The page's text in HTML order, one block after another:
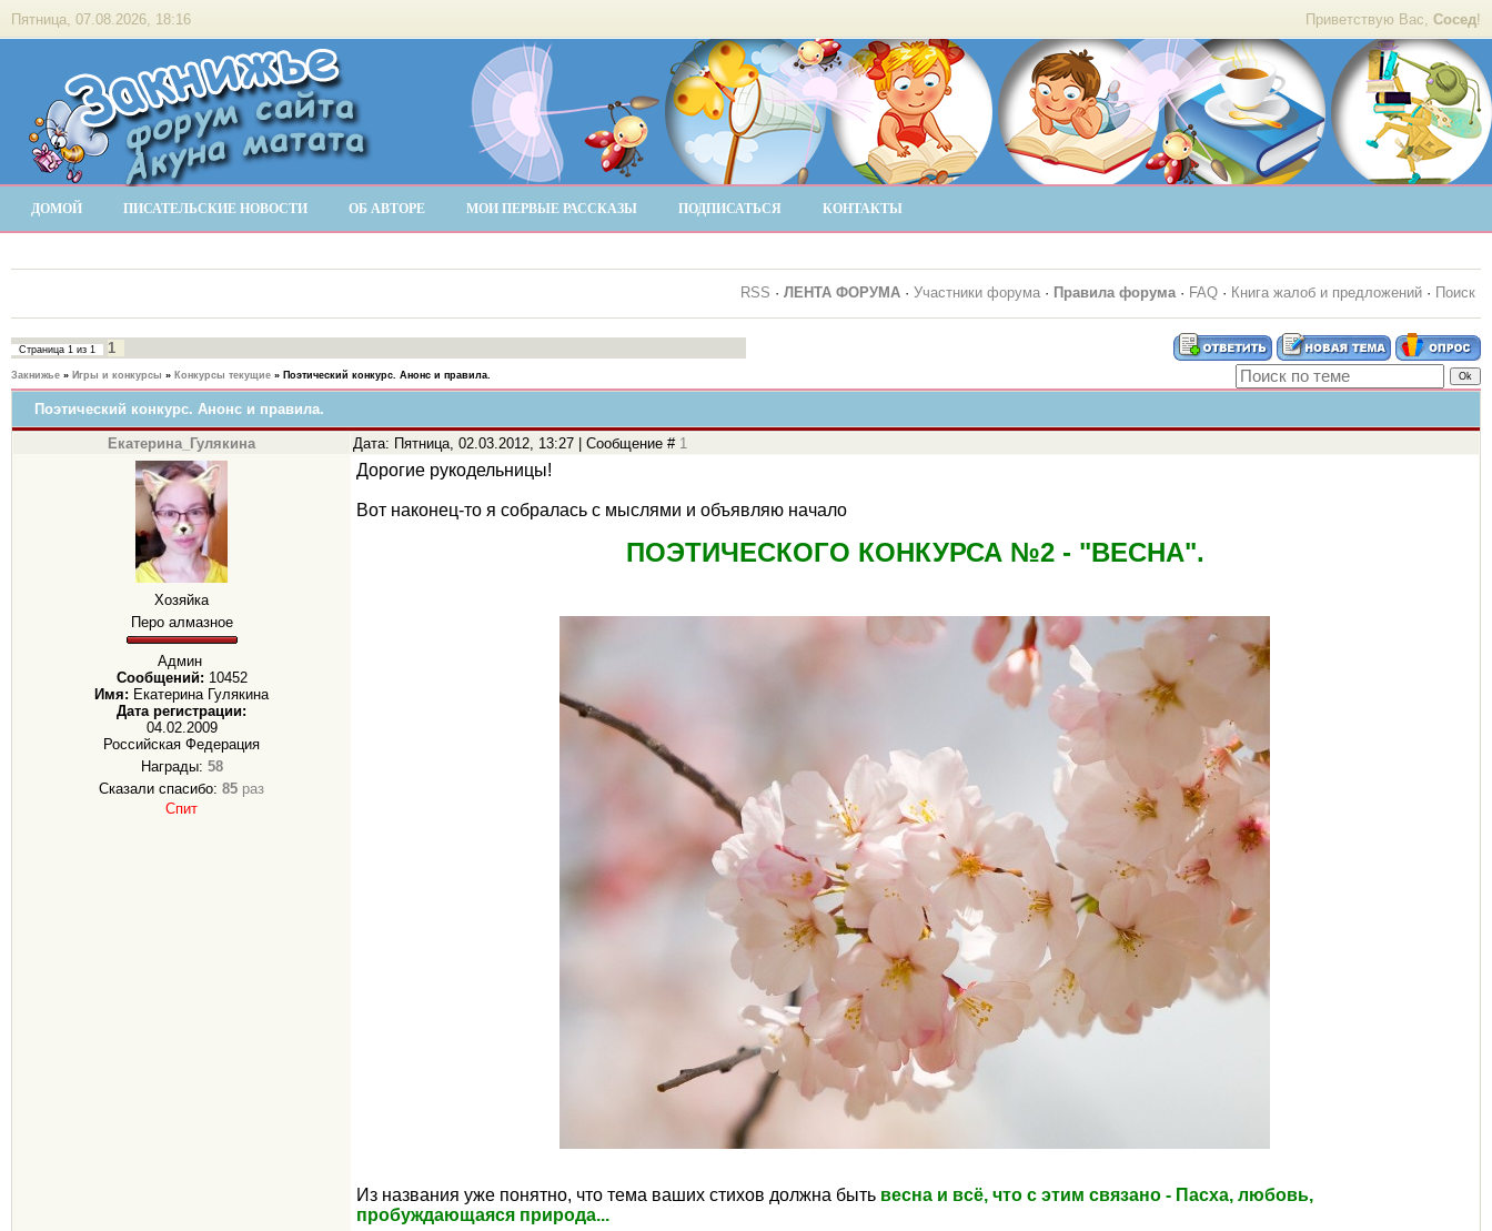
Приветствую Вас, Сосед!
Пятница, 07.08.2026, 18:16
ДОМОЙ ПИСАТЕЛЬСКИЕ НОВОСТИ ОБ АВТОРЕ МОИ ПЕРВЫЕ РАССКАЗЫ ПОДПИСАТЬСЯ КОНТАКТЫ
RSS · ЛЕНТА ФОРУМА · Участники форума · Правила форума· FAQ · Книга жалоб и предложений · Поиск
Страница 1 из 1 1
Закнижье » Игры и конкурсы » Конкурсы текущие » Поэтический конкурс. Анонс и правила.
Поэтический конкурс. Анонс и правила.
Екатерина_Гулякина Дата: Пятница, 02.03.2012, 13:27 | Сообщение # 1
Хозяйка
Перо алмазное
Админ
Сообщений: 10452
Имя: Екатерина Гулякина
Дата регистрации:
04.02.2009
Российская Федерация
Награды: 58
Сказали спасибо: 85 раз
Спит
Дорогие рукодельницы!
Вот наконец-то я собралась с мыслями и объявляю начало
ПОЭТИЧЕСКОГО КОНКУРСА №2 - "ВЕСНА".
Из названия уже понятно, что тема ваших стихов должна быть весна и всё, что с этим связано - Пасха, любовь,
пробуждающаяся природа...